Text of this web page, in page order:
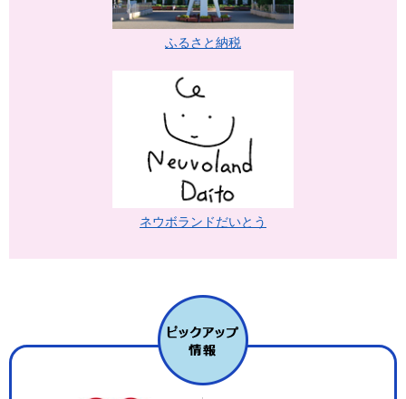
ふるさと納税
ネウボランドだいとう